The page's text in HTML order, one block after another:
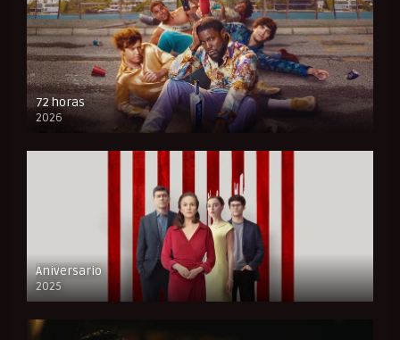
72 horas
2026
FULL HD
Aniversario
2025
FULL HD